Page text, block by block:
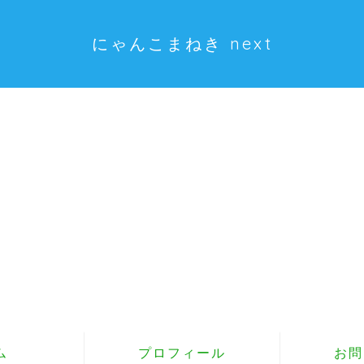
にゃんこまねき next
プロフィール お